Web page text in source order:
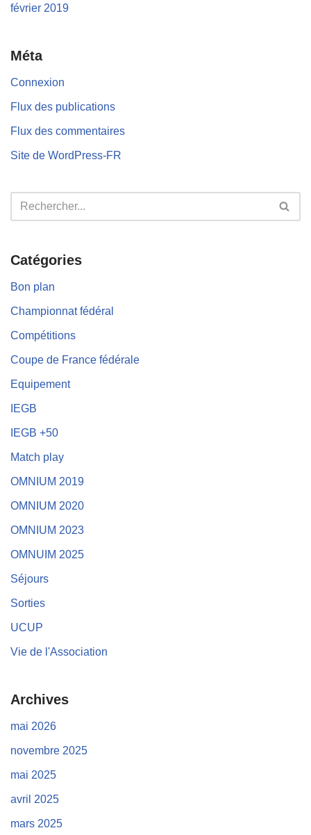
février 2019
Méta
Connexion
Flux des publications
Flux des commentaires
Site de WordPress-FR
Catégories
Bon plan
Championnat fédéral
Compétitions
Coupe de France fédérale
Equipement
IEGB
IEGB +50
Match play
OMNIUM 2019
OMNIUM 2020
OMNIUM 2023
OMNUIM 2025
Séjours
Sorties
UCUP
Vie de l'Association
Archives
mai 2026
novembre 2025
mai 2025
avril 2025
mars 2025